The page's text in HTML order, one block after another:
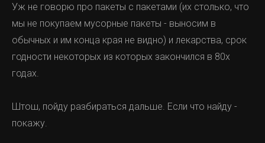
Уж не говорю про пакеты с пакетами (их столько, что
мы не покупаем мусорные пакеты - выносим в
обычных и им конца края не видно) и лекарства, срок
годности некоторых из которых закончился в 80х
годах.
Штош, пойду разбираться дальше. Если что найду -
покажу.